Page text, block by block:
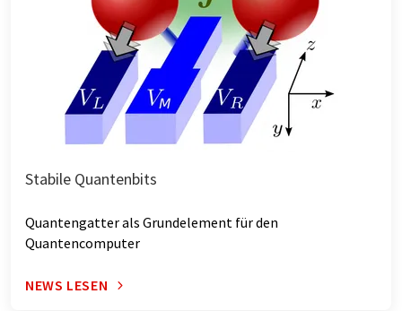
Stabile Quantenbits
Quantengatter als Grundelement für den
Quantencomputer
NEWS LESEN